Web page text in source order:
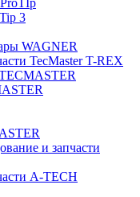
3
WAGNER
TecMaster T-REX
и запчасти
A-TECH